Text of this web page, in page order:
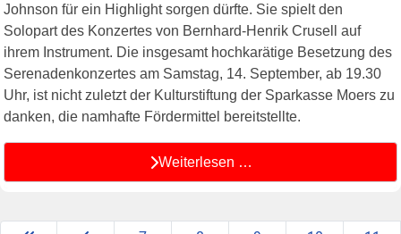
Johnson für ein Highlight sorgen dürfte. Sie spielt den
Solopart des Konzertes von Bernhard-Henrik Crusell auf
ihrem Instrument. Die insgesamt hochkarätige Besetzung des
Serenadenkonzertes am Samstag, 14. September, ab 19.30
Uhr, ist nicht zuletzt der Kulturstiftung der Sparkasse Moers zu
danken, die namhafte Fördermittel bereitstellte.
Weiterlesen …